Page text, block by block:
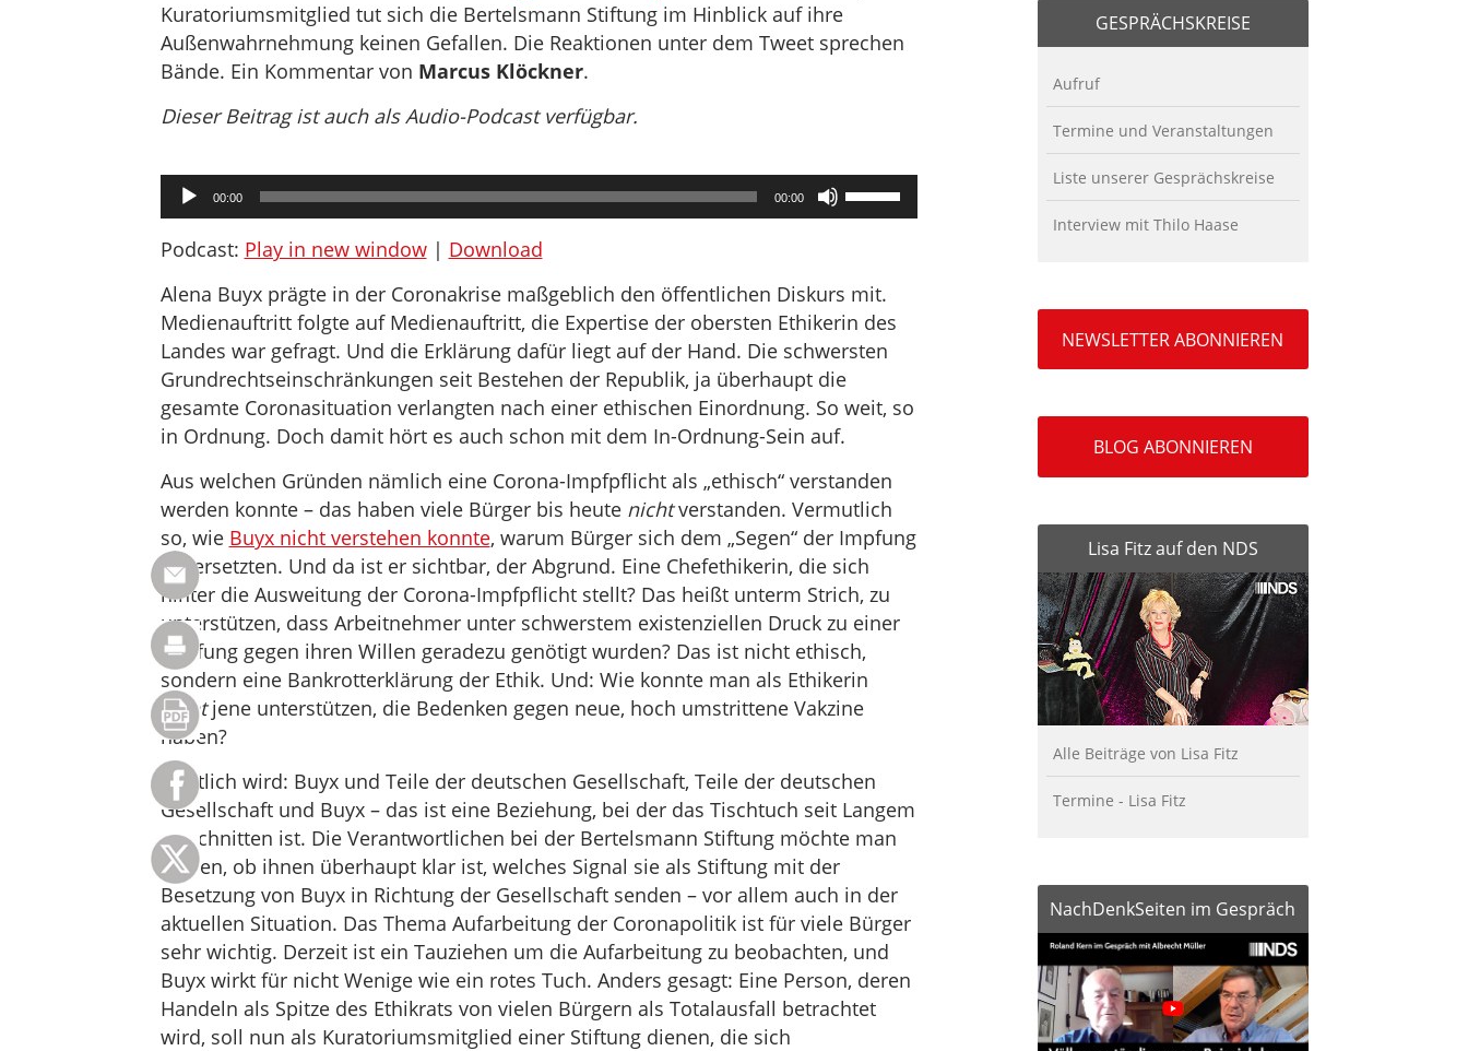
Kuratoriumsmitglied tut sich die Bertelsmann Stiftung im Hinblick auf ihre
Außenwahrnehmung keinen Gefallen. Die Reaktionen unter dem Tweet sprechen
Bände. Ein Kommentar von Marcus Klöckner.
Dieser Beitrag ist auch als Audio-Podcast verfügbar.
Audio-
Player
00:00 00:00
Pfeiltasten
Hoch/Runter
die
Lautstärke
zu
regeln.
Podcast: Play in new window| Download
Alena Buyx prägte in der Coronakrise maßgeblich den öffentlichen Diskurs mit.
Medienauftritt folgte auf Medienauftritt, die Expertise der obersten Ethikerin des
Landes war gefragt. Und die Erklärung dafür liegt auf der Hand. Die schwersten
Grundrechtseinschränkungen seit Bestehen der Republik, ja überhaupt die
gesamte Coronasituation verlangten nach einer ethischen Einordnung. So weit, so
in Ordnung. Doch damit hört es auch schon mit dem In-Ordnung-Sein auf.
Aus welchen Gründen nämlich eine Corona-Impfpflicht als „ethisch“ verstanden
werden konnte – das haben viele Bürger bis heute nichtverstanden. Vermutlich
so, wie Buyx nicht verstehen konnte, warum Bürger sich dem „Segen“ der Impfung
widersetzten. Und da ist er sichtbar, der Abgrund. Eine Chefethikerin, die sich
hinter die Ausweitung der Corona-Impfpflicht stellt? Das heißt unterm Strich, zu
unterstützen, dass Arbeitnehmer unter schwerstem existenziellen Druck zu einer
Impfung gegen ihren Willen geradezu genötigt wurden? Das ist nicht ethisch,
sondern eine Bankrotterklärung der Ethik. Und: Wie konnte man als Ethikerin
nichtjene unterstützen, die Bedenken gegen neue, hoch umstrittene Vakzine
haben?
Deutlich wird: Buyx und Teile der deutschen Gesellschaft, Teile der deutschen
Gesellschaft und Buyx – das ist eine Beziehung, bei der das Tischtuch seit Langem
zerschnitten ist. Die Verantwortlichen bei der Bertelsmann Stiftung möchte man
Fragen, ob ihnen überhaupt klar ist, welches Signal sie als Stiftung mit der
Besetzung von Buyx in Richtung der Gesellschaft senden – vor allem auch in der
aktuellen Situation. Das Thema Aufarbeitung der Coronapolitik ist für viele Bürger
sehr wichtig. Derzeit ist ein Tauziehen um die Aufarbeitung zu beobachten, und
Buyx wirkt für nicht Wenige wie ein rotes Tuch. Anders gesagt: Eine Person, deren
Handeln als Spitze des Ethikrats von vielen Bürgern als Totalausfall betrachtet
wird, soll nun als Kuratoriumsmitglied einer Stiftung dienen, die sich
GESPRÄCHSKREISE
Aufruf
Termine und Veranstaltungen
Liste unserer Gesprächskreise
Interview mit Thilo Haase
NEWSLETTER ABONNIEREN
BLOG ABONNIEREN
Lisa Fitz auf den NDS
Alle Beiträge von Lisa Fitz
Termine - Lisa Fitz
NachDenkSeiten im Gespräch